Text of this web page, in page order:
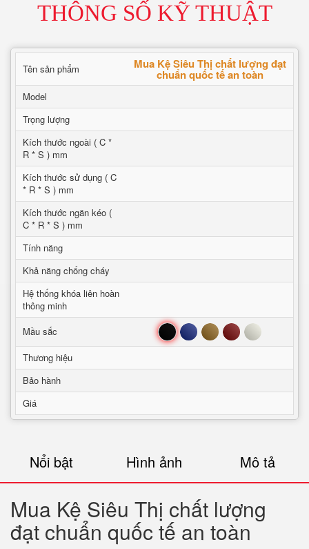
THÔNG SỐ KỸ THUẬT
Tên sản phẩm Mua Kệ Siêu Thị chất lượng đạt
chuẩn quốc tế an toàn
Model
Trọng lượng
Kích thước ngoài ( C *
R * S ) mm
Kích thước sử dụng ( C
* R * S ) mm
Kích thước ngăn kéo (
C * R * S ) mm
Tính năng
Khả năng chống cháy
Hệ thống khóa liên hoàn
thông minh
Mầu sắc
Đen Xanh Nâu Đỏ Trắng
Thương hiệu
Bảo hành
Giá
Nổi bật Hình ảnh Mô tả
Mua Kệ Siêu Thị chất lượng
đạt chuẩn quốc tế an toàn